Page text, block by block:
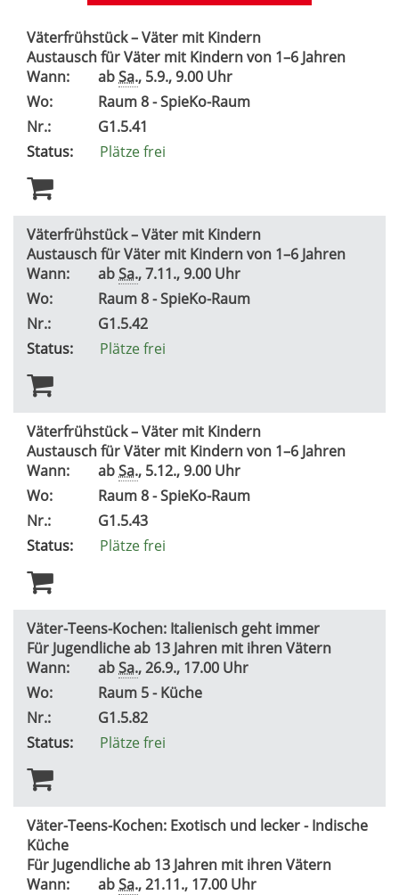
Väterfrühstück – Väter mit Kindern
Austausch für Väter mit Kindern von 1–6 Jahren
Wann:
abSa., 5.9., 9.00 Uhr
Wo:
Raum 8 - SpieKo-Raum
Nr.:
G1.5.41
Status:
Plätze frei
Väterfrühstück – Väter mit Kindern
Austausch für Väter mit Kindern von 1–6 Jahren
Wann:
abSa., 7.11., 9.00 Uhr
Wo:
Raum 8 - SpieKo-Raum
Nr.:
G1.5.42
Status:
Plätze frei
Väterfrühstück – Väter mit Kindern
Austausch für Väter mit Kindern von 1–6 Jahren
Wann:
abSa., 5.12., 9.00 Uhr
Wo:
Raum 8 - SpieKo-Raum
Nr.:
G1.5.43
Status:
Plätze frei
Väter-Teens-Kochen: Italienisch geht immer
Für Jugendliche ab 13 Jahren mit ihren Vätern
Wann:
abSa., 26.9., 17.00 Uhr
Wo:
Raum 5 - Küche
Nr.:
G1.5.82
Status:
Plätze frei
Väter-Teens-Kochen: Exotisch und lecker - Indische
Küche
Für Jugendliche ab 13 Jahren mit ihren Vätern
Wann:
abSa., 21.11., 17.00 Uhr